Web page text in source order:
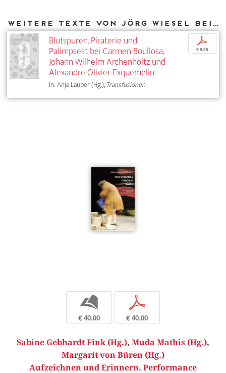
Weitere Texte von Jörg Wiesel bei DIAPHANES
Blutspuren. Piraterie und
Palimpsest bei Carmen Boullosa,
Johann Wilhelm Archenholtz und
Alexandre Olivier Exquemelin
In: Anja Lauper (Hg.),Transfusionen
p
€ 9,95
b
€ 40,00
p
€ 40,00
Sabine Gebhardt Fink (Hg.), Muda Mathis (Hg.),
Margarit von Büren (Hg.)
Aufzeichnen und Erinnern. Performance